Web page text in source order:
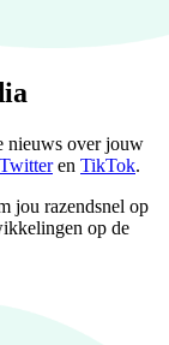
nieuws over jouw
Twitteren TikTok.
jou razendsnel op
op de